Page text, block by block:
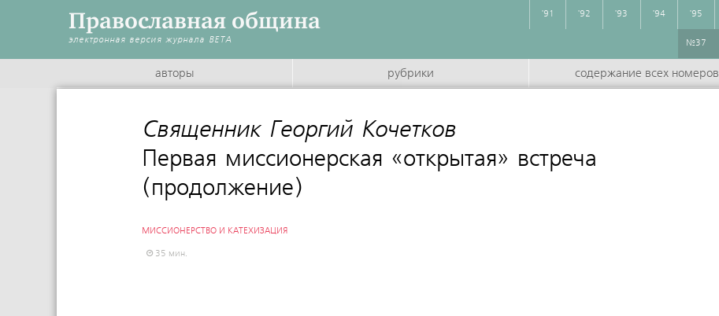
Православная община
электронная версия журнала BETA
'91 '92 '93 '94 '95
№37
авторы рубрики содержание всех номеров
Священник Георгий Кочетков
Первая миссионерская «открытая» встреча
(продолжение)
МИССИОНЕРСТВО И КАТЕХИЗАЦИЯ
35 мин.